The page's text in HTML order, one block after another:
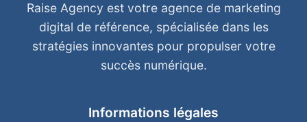
Raise Agency est votre agence de marketing
digital de référence, spécialisée dans les
stratégies innovantes pour propulser votre
succès numérique.
Informations légales